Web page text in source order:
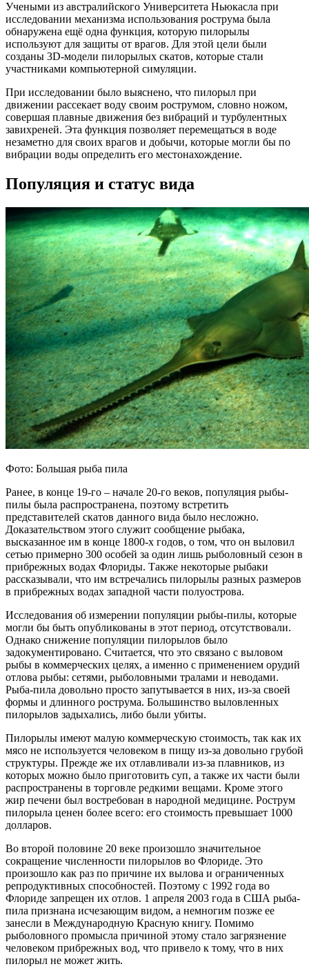
Учеными из австралийского Университета Ньюкасла при
исследовании механизма использования рострума была
обнаружена ещё одна функция, которую пилорылы
используют для защиты от врагов. Для этой цели были
созданы 3D-модели пилорылых скатов, которые стали
участниками компьютерной симуляции.
При исследовании было выяснено, что пилорыл при
движении рассекает воду своим рострумом, словно ножом,
совершая плавные движения без вибраций и турбулентных
завихреней. Эта функция позволяет перемещаться в воде
незаметно для своих врагов и добычи, которые могли бы по
вибрации воды определить его местонахождение.
Популяция и статус вида
Фото: Большая рыба пила
Ранее, в конце 19-го – начале 20-го веков, популяция рыбы-
пилы была распространена, поэтому встретить
представителей скатов данного вида было несложно.
Доказательством этого служит сообщение рыбака,
высказанное им в конце 1800-х годов, о том, что он выловил
сетью примерно 300 особей за один лишь рыболовный сезон в
прибрежных водах Флориды. Также некоторые рыбаки
рассказывали, что им встречались пилорылы разных размеров
в прибрежных водах западной части полуострова.
Исследования об измерении популяции рыбы-пилы, которые
могли бы быть опубликованы в этот период, отсутствовали.
Однако снижение популяции пилорылов было
задокументировано. Считается, что это связано с выловом
рыбы в коммерческих целях, а именно с применением орудий
отлова рыбы: сетями, рыболовными тралами и неводами.
Рыба-пила довольно просто запутывается в них, из-за своей
формы и длинного рострума. Большинство выловленных
пилорылов задыхались, либо были убиты.
Пилорылы имеют малую коммерческую стоимость, так как их
мясо не используется человеком в пищу из-за довольно грубой
структуры. Прежде же их отлавливали из-за плавников, из
которых можно было приготовить суп, а также их части были
распространены в торговле редкими вещами. Кроме этого
жир печени был востребован в народной медицине. Рострум
пилорыла ценен более всего: его стоимость превышает 1000
долларов.
Во второй половине 20 веке произошло значительное
сокращение численности пилорылов во Флориде. Это
произошло как раз по причине их вылова и ограниченных
репродуктивных способностей. Поэтому с 1992 года во
Флориде запрещен их отлов. 1 апреля 2003 года в США рыба-
пила признана исчезающим видом, а немногим позже ее
занесли в Международную Красную книгу. Помимо
рыболовного промысла причиной этому стало загрязнение
человеком прибрежных вод, что привело к тому, что в них
пилорыл не может жить.